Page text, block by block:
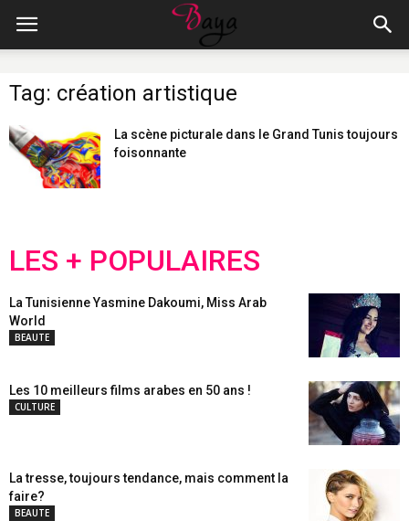
Tag: création artistique
La scène picturale dans le Grand Tunis toujours
foisonnante
LES + POPULAIRES
La Tunisienne Yasmine Dakoumi, Miss Arab
World
BEAUTE
Les 10 meilleurs films arabes en 50 ans !
CULTURE
La tresse, toujours tendance, mais comment la
faire?
BEAUTE